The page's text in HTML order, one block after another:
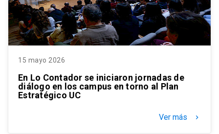
15 mayo 2026
En Lo Contador se iniciaron jornadas de
diálogo en los campus en torno al Plan
Estratégico UC
Ver más keyboard_arrow_right